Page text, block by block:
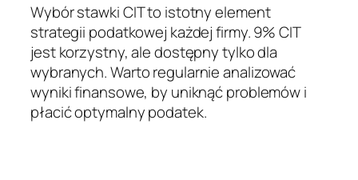
Wybór stawki CIT to istotny element
strategii podatkowej każdej firmy. 9% CIT
jest korzystny, ale dostępny tylko dla
wybranych. Warto regularnie analizować
wyniki finansowe, by uniknąć problemów i
płacić optymalny podatek.